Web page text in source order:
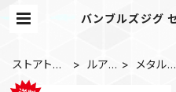
バンブルズジグ
ストアトッ
プ
ルア
メタルジ